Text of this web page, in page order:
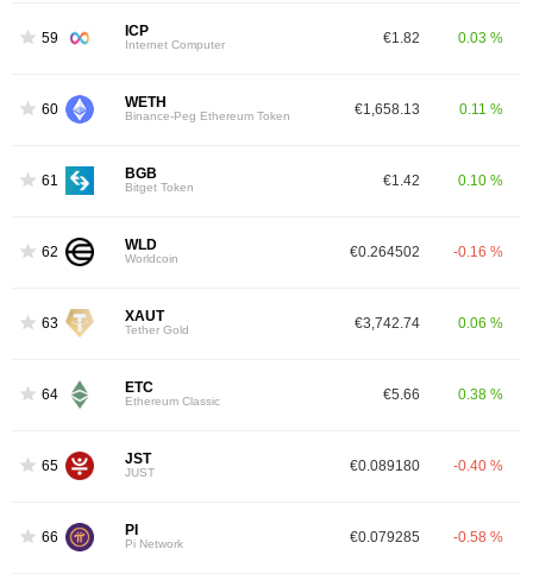
59 ICP
Internet Computer €1.82 0.03 %
60 WETH
Binance-Peg Ethereum Token €1,658.13 0.11 %
61 BGB
Bitget Token €1.42 0.10 %
62 WLD
Worldcoin €0.264502 -0.16 %
63 XAUT
Tether Gold €3,742.74 0.06 %
64 ETC
Ethereum Classic €5.66 0.38 %
65 JST
JUST €0.089180 -0.40 %
66 PI
Pi Network €0.079285 -0.58 %